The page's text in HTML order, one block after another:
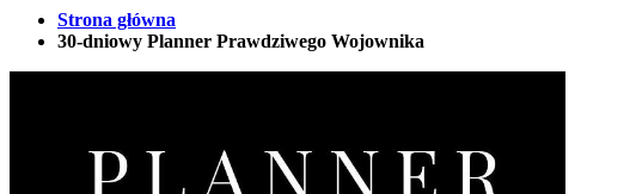
Strona główna
30-dniowy Planner Prawdziwego Wojownika